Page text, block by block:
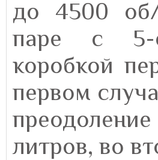
до 4500 об/
паре с 5-
коробкой
первом
литров, во